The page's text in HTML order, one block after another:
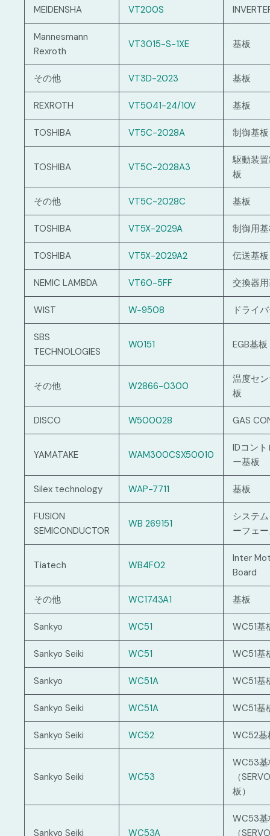
MEIDENSHA VT200S
Mannesmann
Rexroth
VT3015-S-1XE 基板
その他 VT3D-2023 基板
REXROTH VT5041-24/10V 基板
TOSHIBA VT5C-2028A 制御基板
TOSHIBA VT5C-2028A3
駆動装
板
その他 VT5C-2028C 基板
TOSHIBA VT5X-2029A 制御用
TOSHIBA VT5X-2029A2 伝送基板
NEMIC LAMBDA VT60-5FF 交換器
WIST W-9508 ドライ
SBS
TECHNOLOGIES
W0151 EGB基板
その他 W2866-0300
温度セ
板
DISCO W500028 GAS
YAMATAKE WAM300CSX50010
IDコン
ー基板
Silex technology WAP-7711 基板
FUSION
SEMICONDUCTOR
WB 269151
システ
ーフェ
Tiatech WB4F02
Inter
Board
その他 WC1743A1 基板
Sankyo WC51 WC51基
Sankyo Seiki WC51 WC51基
Sankyo WC51A WC51基
Sankyo Seiki WC51A WC51基
Sankyo Seiki WC52 WC52基
Sankyo Seiki WC53
WC53基
（
板）
Sankyo Seiki WC53A
WC53基
（